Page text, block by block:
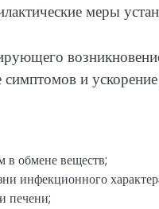
меры
и ускорение
в обмене веществ;
инфекционного
печени;